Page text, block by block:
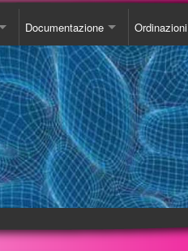
Documentazione
Libro
Studi
DVD
Opuscoli
Ordinazioni
Ordinazioni